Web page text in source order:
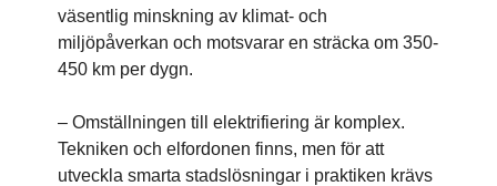
väsentlig minskning av klimat- och
miljöpåverkan och motsvarar en sträcka om 350-
450 km per dygn.
– Omställningen till elektrifiering är komplex.
Tekniken och elfordonen finns, men för att
utveckla smarta stadslösningar i praktiken krävs